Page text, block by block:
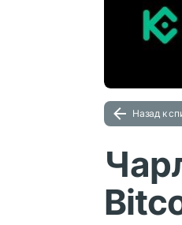
Назад к